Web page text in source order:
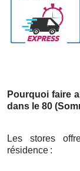
Pourquoi faire
dans le 80
Les stores
résidence :